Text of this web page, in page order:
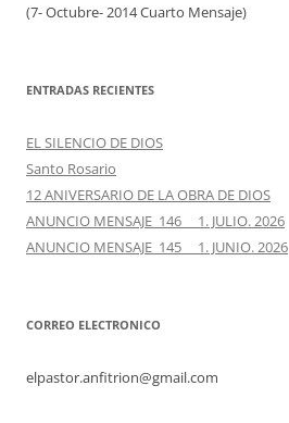
(7- Octubre- 2014 Cuarto Mensaje)
ENTRADAS RECIENTES
EL SILENCIO DE DIOS
Santo Rosario
12 ANIVERSARIO DE LA OBRA DE DIOS
ANUNCIO MENSAJE 146 1. JULIO. 2026
ANUNCIO MENSAJE 145 1. JUNIO. 2026
CORREO ELECTRONICO
elpastor.anfitrion@gmail.com